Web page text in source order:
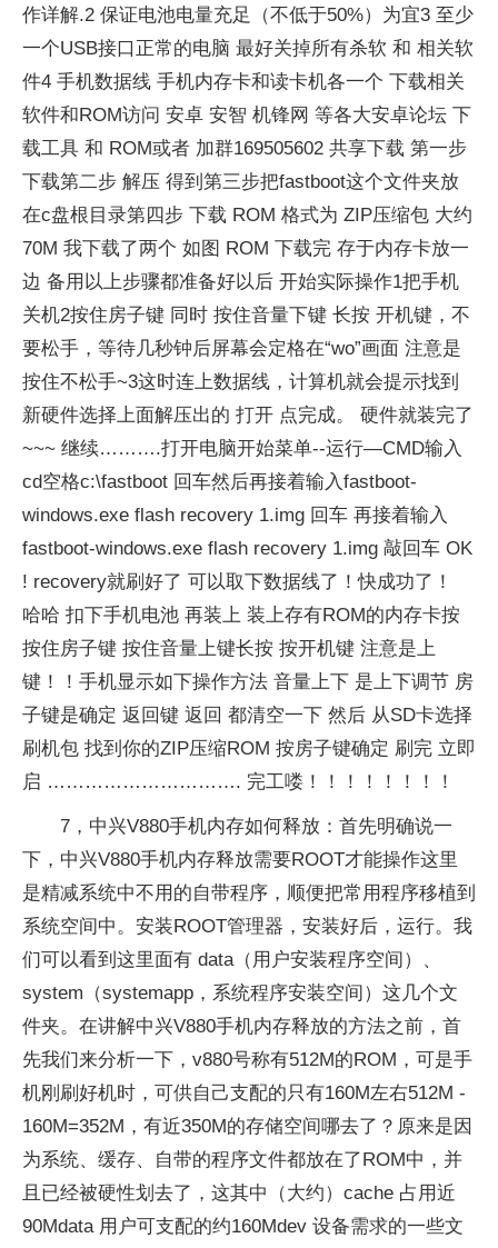
作详解.2 保证电池电量充足（不低于50%）为宜3 至少
一个USB接口正常的电脑 最好关掉所有杀软 和 相关软
件4 手机数据线 手机内存卡和读卡机各一个 下载相关
软件和ROM访问 安卓 安智 机锋网 等各大安卓论坛 下
载工具 和 ROM或者 加群169505602 共享下载 第一步
下载第二步 解压 得到第三步把fastboot这个文件夹放
在c盘根目录第四步 下载 ROM 格式为 ZIP压缩包 大约
70M 我下载了两个 如图 ROM 下载完 存于内存卡放一
边 备用以上步骤都准备好以后 开始实际操作1把手机
关机2按住房子键 同时 按住音量下键 长按 开机键，不
要松手，等待几秒钟后屏幕会定格在“wo”画面 注意是
按住不松手~3这时连上数据线，计算机就会提示找到
新硬件选择上面解压出的 打开 点完成。 硬件就装完了
~~~ 继续……….打开电脑开始菜单--运行—CMD输入
cd空格c:\fastboot 回车然后再接着输入fastboot-
windows.exe flash recovery 1.img 回车 再接着输入
fastboot-windows.exe flash recovery 1.img 敲回车 OK
! recovery就刷好了 可以取下数据线了！快成功了！
哈哈 扣下手机电池 再装上 装上存有ROM的内存卡按
按住房子键 按住音量上键长按 按开机键 注意是上
键！！手机显示如下操作方法 音量上下 是上下调节 房
子键是确定 返回键 返回 都清空一下 然后 从SD卡选择
刷机包 找到你的ZIP压缩ROM 按房子键确定 刷完 立即
启 …………………………. 完工喽！！！！！！！！
7，中兴V880手机内存如何释放：首先明确说一
下，中兴V880手机内存释放需要ROOT才能操作这里
是精减系统中不用的自带程序，顺便把常用程序移植到
系统空间中。安装ROOT管理器，安装好后，运行。我
们可以看到这里面有 data（用户安装程序空间）、
system（systemapp，系统程序安装空间）这几个文
件夹。在讲解中兴V880手机内存释放的方法之前，首
先我们来分析一下，v880号称有512M的ROM，可是手
机刚刷好机时，可供自己支配的只有160M左右512M -
160M=352M，有近350M的存储空间哪去了？原来是因
为系统、缓存、自带的程序文件都放在了ROM中，并
且已经被硬性划去了，这其中（大约）cache 占用近
90Mdata 用户可支配的约160Mdev 设备需求的一些文